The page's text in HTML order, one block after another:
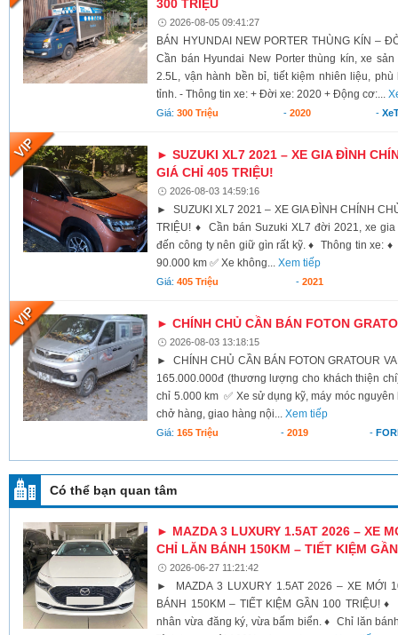
300 TRIỆU
2026-08-05 09:41:27
BÁN HYUNDAI NEW PORTER THÙNG KÍN –
Cần bán Hyundai New Porter thùng kín, xe
2.5L, vận hành bền bỉ, tiết kiệm nhiên liệu,
tỉnh. - Thông tin xe: + Đời xe: 2020 + Động cơ:...
Giá:300 Triệu -2020 -
► SUZUKI XL7 2021 – XE GIA ĐÌNH
GIÁ CHỈ 405 TRIỆU!
2026-08-03 14:59:16
► SUZUKI XL7 2021 – XE GIA ĐÌNH CHÍNH
TRIỆU! ♦ Cần bán Suzuki XL7 đời 2021, xe
đến công ty nên giữ gìn rất kỹ. ♦ Thông tin xe:
90.000 km ✅ Xe không...Xem tiếp
Giá:405 Triệu - 2021
► CHÍNH CHỦ CẦN BÁN FOTON
2026-08-03 13:18:15
► CHÍNH CHỦ CẦN BÁN FOTON GRATOUR
165.000.000đ (thương lượng cho khách thiện
chỉ 5.000 km ✅ Xe sử dụng kỹ, máy móc
chở hàng, giao hàng nội...Xem tiếp
Giá:165 Triệu - 2019 -
Có thể bạn quan tâm
► MAZDA 3 LUXURY 1.5AT 2026 – XE
CHỈ LĂN BÁNH 150KM – TIẾT KIỆM
2026-06-27 11:21:42
► MAZDA 3 LUXURY 1.5AT 2026 – XE MỚI
BÁNH 150KM – TIẾT KIỆM GẦN 100 TRIỆU!
nhân vừa đăng ký, vừa bấm biển. ♦ Chỉ lăn